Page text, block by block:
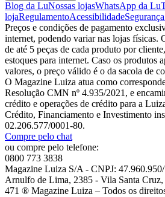
Blog da LuNossas lojasWhatsApp da Lu
lojaRegulamentoAcessibilidade
Preços e condições de pagamento
internet, podendo variar nas lojas físicas.
de até 5 peças de cada produto por
estoques para internet. Caso os produtos
valores, o preço válido é o da sacola de
O Magazine Luiza atua como
Resolução CMN nº 4.935/2021, e
crédito e operações de crédito para a
Crédito, Financiamento e Investimento
02.206.577/0001-80.
Compre pelo chat
ou compre pelo telefone:
0800 773 3838
Magazine Luiza S/A - CNPJ:
Arnulfo de Lima, 2385 - Vila Santa Cruz,
471 ® Magazine Luiza – Todos os